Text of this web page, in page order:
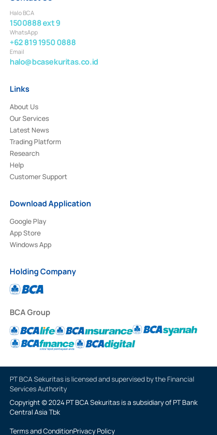
Halo BCA
1500888 ext 9
WhatsApp
+62 819 1950 0888
Email
halo@bcasekuritas.co.id
Links
About Us
Our Services
Latest News
Trading Platform
Research
Help
Customer Support
Download Application
Google Play
App Store
Windows App
Holding Company
BCA Group
PT BCA Sekuritas is licensed and supervised by the Financial
Services Authority
Copyright © 2024 PT BCA Sekuritas is a subsidiary of PT Bank
Central Asia Tbk
Terms and ConditionPrivacy Policy